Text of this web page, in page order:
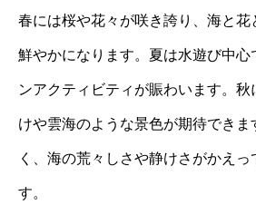
春には桜や花々が咲き誇り、海と花
鮮やかになります。夏は水遊び中心
ンアクティビティが賑わいます。
けや雲海のような景色が期待できま
く、海の荒々しさや静けさがかえっ
す。